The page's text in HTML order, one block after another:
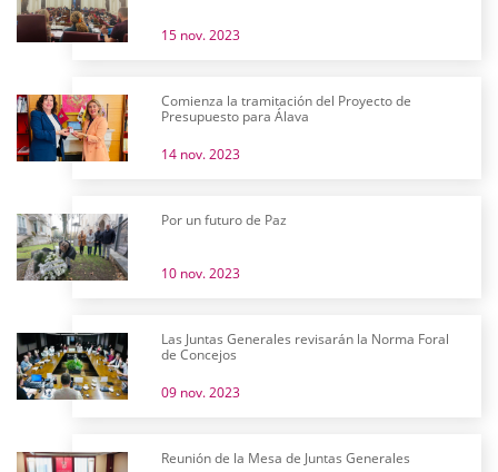
15 nov. 2023
Comienza la tramitación del Proyecto de
Presupuesto para Álava
14 nov. 2023
Por un futuro de Paz
10 nov. 2023
Las Juntas Generales revisarán la Norma Foral
de Concejos
09 nov. 2023
Reunión de la Mesa de Juntas Generales